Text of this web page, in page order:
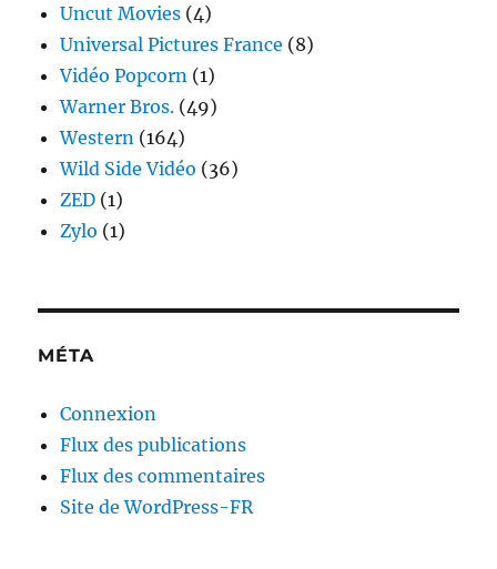
Uncut Movies (4)
Universal Pictures France (8)
Vidéo Popcorn (1)
Warner Bros. (49)
Western (164)
Wild Side Vidéo (36)
ZED (1)
Zylo (1)
MÉTA
Connexion
Flux des publications
Flux des commentaires
Site de WordPress-FR